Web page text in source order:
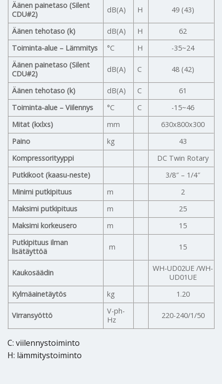
Äänen painetaso (Silent
CDU#2)
dB(A) H 49 (43)
Äänen tehotaso (k) dB(A) H
62
Toiminta-alue – Lämmitys
°C H
-35~24
Äänen painetaso (Silent
CDU#2)
dB(A) C 48 (42)
Äänen tehotaso (k) dB(A) C
61
Toiminta-alue – Viilennys
°C C
-15~46
Mitat (kxlxs)
mm
630x800x300
Paino
kg
43
Kompressorityyppi
DC Twin Rotary
Putkikoot (kaasu-neste)
3/8″ – 1/4″
Minimi putkipituus
m
2
Maksimi putkipituus
m
25
Maksimi korkeusero
m
15
Putkipituus ilman
lisätäyttöä
m 15
Kaukosäädin
WH-UD02UE /WH-
UD01UE
Kylmäainetäytös
kg 1.20
Virransyöttö
V-ph-
Hz
220-240/1/50
C: viilennystoiminto
H: lämmitystoiminto